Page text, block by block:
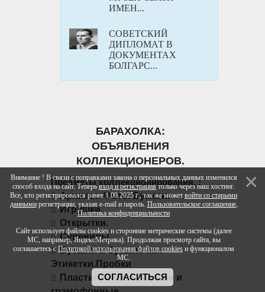
БАРАХОЛКА:
ОБЪЯВЛЕНИЯ
КОЛЛЕКЦИОНЕРОВ.
Предметы коллекционирования. :
Архивы. Фото. Бумаги.
Игрушки.
Открытки.
Сувениры.
Бутыли и бутылочки.
Этикетки.Пробки
Пластинки патефонные и
ИМЕН...
СОВЕТСКИЙ
ДИПЛОМАТ В
ДОКУМЕНТАХ
БОЛГАРС...
Внимание ! В связи с поправками закона о персональных данных изменился
способ входа на сайт. Теперь вход и регистрациятолько через наш хостинг.
Все, кто регистрировался ранее 1.09.2025 г., так же может войти со старыми
даннымирегистрации, указав e-mail и пароль. Пользовательское соглашение,
Политика конфиденциальности
Сайт использует файлы cookies и сторонние метрические системы (далее
МС, например, ЯндексМетрика). Продолжая просмотр сайта, вы
соглашаетесь с Политикой использования файлов cookies и функционалом
МС.
СОГЛАСИТЬСЯ